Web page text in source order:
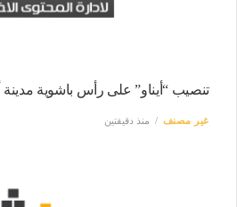
تنصيب “أيناو” على رأس باشوية مدينة
غير مصنف منذ دقيقتين